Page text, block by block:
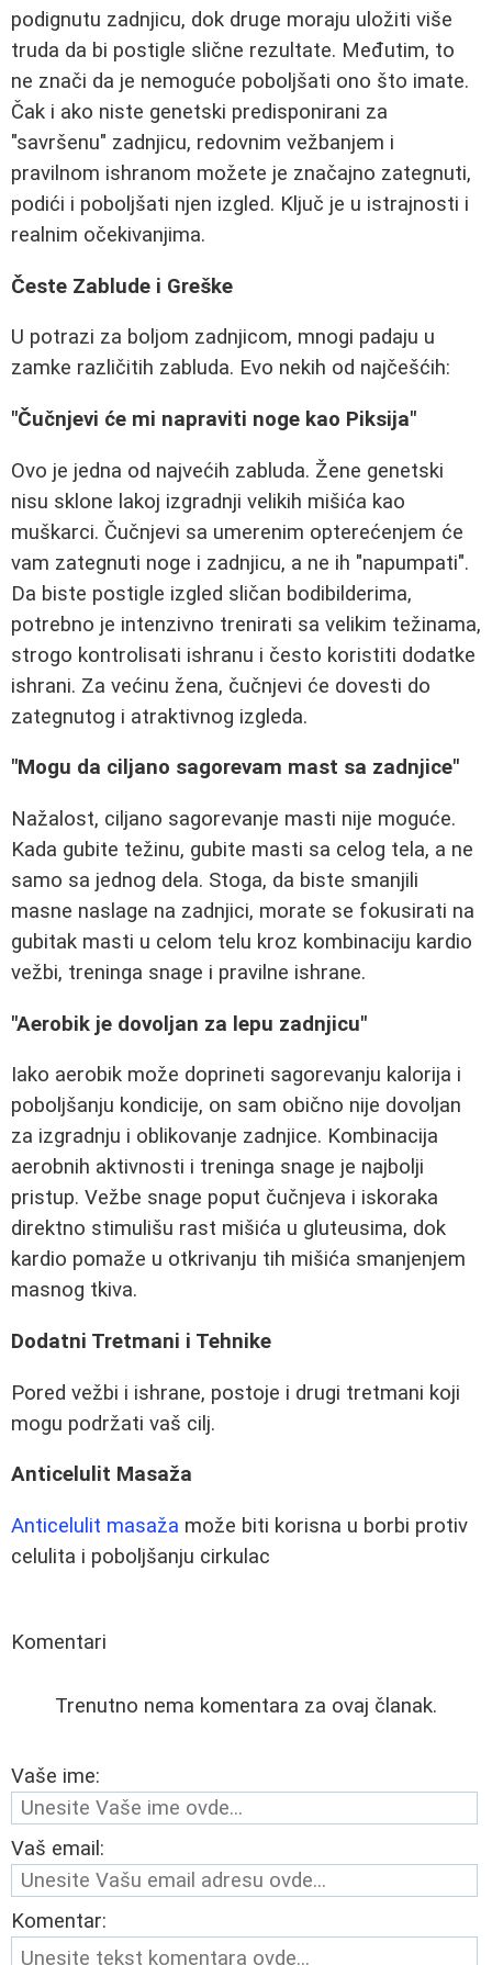
podignutu zadnjicu, dok druge moraju uložiti više
truda da bi postigle slične rezultate. Međutim, to
ne znači da je nemoguće poboljšati ono što imate.
Čak i ako niste genetski predisponirani za
"savršenu" zadnjicu, redovnim vežbanjem i
pravilnom ishranom možete je značajno zategnuti,
podići i poboljšati njen izgled. Ključ je u istrajnosti i
realnim očekivanjima.
Česte Zablude i Greške
U potrazi za boljom zadnjicom, mnogi padaju u
zamke različitih zabluda. Evo nekih od najčešćih:
"Čučnjevi će mi napraviti noge kao Piksija"
Ovo je jedna od najvećih zabluda. Žene genetski
nisu sklone lakoj izgradnji velikih mišića kao
muškarci. Čučnjevi sa umerenim opterećenjem će
vam zategnuti noge i zadnjicu, a ne ih "napumpati".
Da biste postigle izgled sličan bodibilderima,
potrebno je intenzivno trenirati sa velikim težinama,
strogo kontrolisati ishranu i često koristiti dodatke
ishrani. Za većinu žena, čučnjevi će dovesti do
zategnutog i atraktivnog izgleda.
"Mogu da ciljano sagorevam mast sa zadnjice"
Nažalost, ciljano sagorevanje masti nije moguće.
Kada gubite težinu, gubite masti sa celog tela, a ne
samo sa jednog dela. Stoga, da biste smanjili
masne naslage na zadnjici, morate se fokusirati na
gubitak masti u celom telu kroz kombinaciju kardio
vežbi, treninga snage i pravilne ishrane.
"Aerobik je dovoljan za lepu zadnjicu"
Iako aerobik može doprineti sagorevanju kalorija i
poboljšanju kondicije, on sam obično nije dovoljan
za izgradnju i oblikovanje zadnjice. Kombinacija
aerobnih aktivnosti i treninga snage je najbolji
pristup. Vežbe snage poput čučnjeva i iskoraka
direktno stimulišu rast mišića u gluteusima, dok
kardio pomaže u otkrivanju tih mišića smanjenjem
masnog tkiva.
Dodatni Tretmani i Tehnike
Pored vežbi i ishrane, postoje i drugi tretmani koji
mogu podržati vaš cilj.
Anticelulit Masaža
Anticelulit masaža može biti korisna u borbi protiv
celulita i poboljšanju cirkulac
Komentari
Trenutno nema komentara za ovaj članak.
Vaše ime:
Vaš email:
Komentar: